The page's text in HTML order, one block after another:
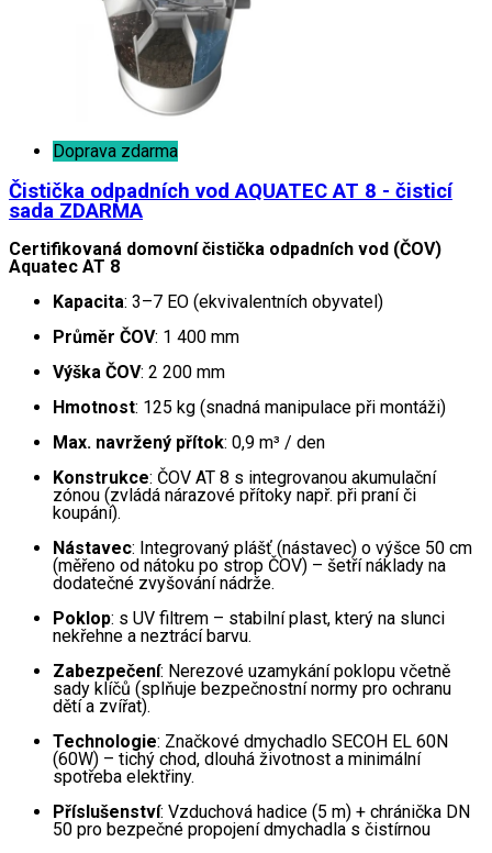
Doprava zdarma
Čistička odpadních vod AQUATEC AT 8 - čisticí
sada ZDARMA
Certifikovaná domovní čistička odpadních vod (ČOV)
Aquatec AT 8
Kapacita: 3–7 EO (ekvivalentních obyvatel)
Průměr ČOV: 1 400 mm
Výška ČOV: 2 200 mm
Hmotnost: 125 kg (snadná manipulace při montáži)
Max. navržený přítok: 0,9 m³ / den
Konstrukce: ČOV AT 8 s integrovanou akumulační
zónou (zvládá nárazové přítoky např. při praní či
koupání).
Nástavec: Integrovaný plášť (nástavec) o výšce 50 cm
(měřeno od nátoku po strop ČOV) – šetří náklady na
dodatečné zvyšování nádrže.
Poklop: s UV filtrem – stabilní plast, který na slunci
nekřehne a neztrácí barvu.
Zabezpečení: Nerezové uzamykání poklopu včetně
sady klíčů (splňuje bezpečnostní normy pro ochranu
dětí a zvířat).
Technologie: Značkové dmychadlo SECOH EL 60N
(60W) – tichý chod, dlouhá životnost a minimální
spotřeba elektřiny.
Příslušenství: Vzduchová hadice (5 m) + chránička DN
50 pro bezpečné propojení dmychadla s čistírnou